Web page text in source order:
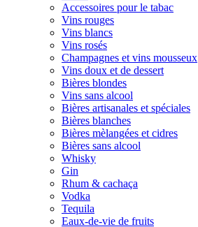
Accessoires pour le tabac
Vins rouges
Vins blancs
Vins rosés
Champagnes et vins mousseux
Vins doux et de dessert
Bières blondes
Vins sans alcool
Bières artisanales et spéciales
Bières blanches
Bières mèlangées et cidres
Bières sans alcool
Whisky
Gin
Rhum & cachaça
Vodka
Tequila
Eaux-de-vie de fruits